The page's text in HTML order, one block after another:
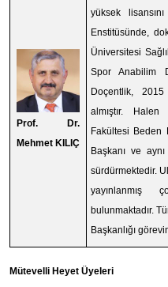
Prof. Dr.
Mehmet KILIÇ
yüksek
Enstitüsünde,
Üniversitesi
Spor Anabilim
Doçentlik, 2015
almıştır.
Fakültesi Beden
Başkanı ve
sürdürmektedir.
yayınlanmış
bulunmaktadır.
Başkanlığı
Mütevelli Heyet Üyeleri